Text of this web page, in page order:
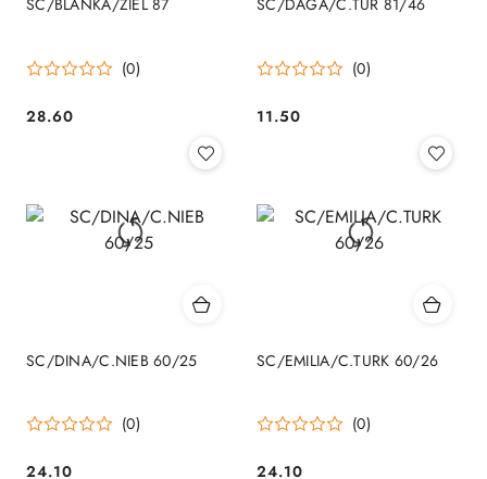
SC/BLANKA/ZIEL 87
(0)
Cena:
28.60
SC/DAGA/C.TUR 81/46
(0)
Cena:
11.50
SC/DINA/C.NIEB 60/25
(0)
24.10
SC/EMILIA/C.TURK 60/26
(0)
24.10